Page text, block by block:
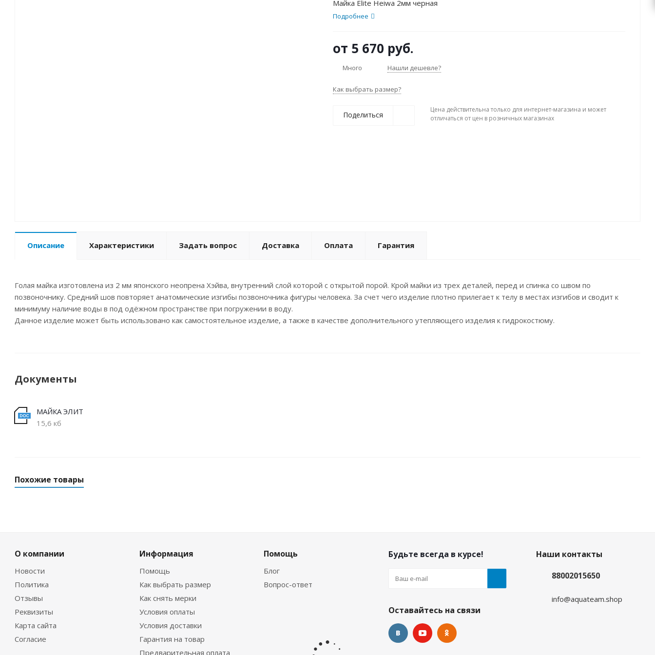
Майка Elite Heiwa 2мм черная
Подробнее
от 5 670 руб.
Много Нашли дешевле?
Как выбрать размер?
Поделиться
Цена действительна только для интернет-магазина и может
отличаться от цен в розничных магазинах
Описание Характеристики Задать вопрос Доставка Оплата Гарантия
Голая майка изготовлена из 2 мм японского неопрена Хэйва, внутренний слой которой с открытой порой. Крой майки из трех деталей, перед и спинка со швом по
позвоночнику. Средний шов повторяет анатомические изгибы позвоночника фигуры человека. За счет чего изделие плотно прилегает к телу в местах изгибов и сводит к
минимуму наличие воды в под одёжном пространстве при погружении в воду.
Данное изделие может быть использовано как самостоятельное изделие, а также в качестве дополнительного утепляющего изделия к гидрокостюму.
Документы
МАЙКА ЭЛИТ
15,6 кб
Похожие товары
Майка лайкровая лонгслив синий Майка лайкровая лонгслив желтый
Много
Майка лайкровая лонгслив коралл
О компании
Новости
Политика
Отзывы
Реквизиты
Карта сайта
Согласие
Информация
Помощь
Как выбрать размер
Как снять мерки
Условия оплаты
Условия доставки
Гарантия на товар
Предварительная оплата
Помощь
Блог
Вопрос-ответ
Будьте всегда в курсе!
Оставайтесь на связи
Наши контакты
88002015650
info@aquateam.shop